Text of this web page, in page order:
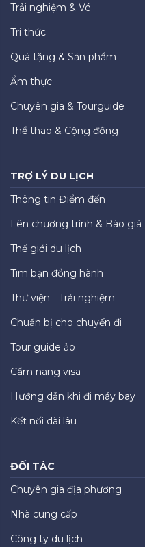
Trải nghiệm & Vé
Tri thức
Quà tặng & Sản phẩm
Ẩm thực
Chuyên gia & Tourguide
Thể thao & Cộng đồng
TRỢ LÝ DU LỊCH
Thông tin Điểm đến
Lên chương trình & Báo giá
Thế giới du lịch
Tìm bạn đồng hành
Thư viện - Trải nghiệm
Chuẩn bị cho chuyến đi
Tour guide ảo
Cẩm nang visa
Hướng dẫn khi đi máy bay
Kết nối dài lâu
ĐỐI TÁC
Chuyên gia địa phương
Nhà cung cấp
Công ty du lịch